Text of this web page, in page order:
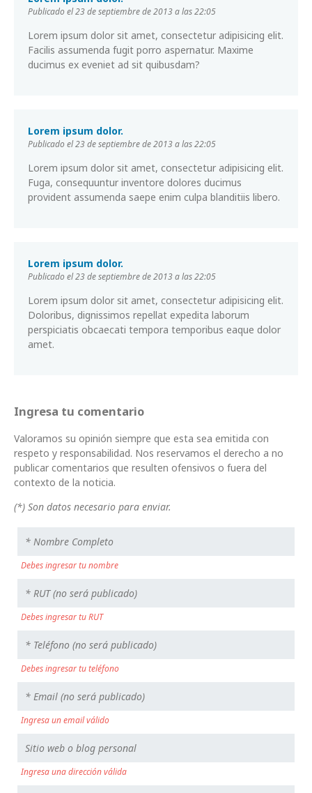
Publicado el 23 de septiembre de 2013 a las 22:05
Lorem ipsum dolor sit amet, consectetur adipisicing elit.
Facilis assumenda fugit porro aspernatur. Maxime
ducimus ex eveniet ad sit quibusdam?
Lorem ipsum dolor.
Publicado el 23 de septiembre de 2013 a las 22:05
Lorem ipsum dolor sit amet, consectetur adipisicing elit.
Fuga, consequuntur inventore dolores ducimus
provident assumenda saepe enim culpa blanditiis libero.
Lorem ipsum dolor.
Publicado el 23 de septiembre de 2013 a las 22:05
Lorem ipsum dolor sit amet, consectetur adipisicing elit.
Doloribus, dignissimos repellat expedita laborum
perspiciatis obcaecati tempora temporibus eaque dolor
amet.
Ingresa tu comentario
Valoramos su opinión siempre que esta sea emitida con
respeto y responsabilidad. Nos reservamos el derecho a no
publicar comentarios que resulten ofensivos o fuera del
contexto de la noticia.
(*) Son datos necesario para enviar.
Debes ingresar tu nombre
Debes ingresar tu RUT
Debes ingresar tu teléfono
Ingresa un email válido
Ingresa una dirección válida